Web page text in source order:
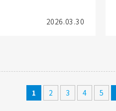
2026.03.30
1 2 3 4 5